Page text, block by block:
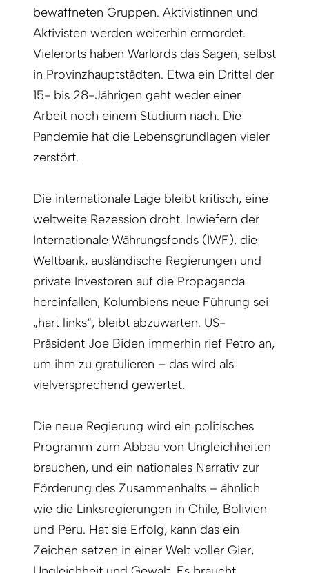
bewaffneten Gruppen. Aktivistinnen und
Aktivisten werden weiterhin ermordet.
Vielerorts haben Warlords das Sagen, selbst
in Provinzhauptstädten. Etwa ein Drittel der
15- bis 28-Jährigen geht weder einer
Arbeit noch einem Studium nach. Die
Pandemie hat die Lebensgrundlagen vieler
zerstört.
Die internationale Lage bleibt kritisch, eine
weltweite Rezession droht. Inwiefern der
Internationale Währungsfonds (IWF), die
Weltbank, ausländische Regierungen und
private Investoren auf die Propaganda
hereinfallen, Kolumbiens neue Führung sei
„hart links“, bleibt abzuwarten. US-
Präsident Joe Biden immerhin rief Petro an,
um ihm zu gratulieren – das wird als
vielversprechend gewertet.
Die neue Regierung wird ein politisches
Programm zum Abbau von Ungleichheiten
brauchen, und ein nationales Narrativ zur
Förderung des Zusammenhalts – ähnlich
wie die Linksregierungen in Chile, Bolivien
und Peru. Hat sie Erfolg, kann das ein
Zeichen setzen in einer Welt voller Gier,